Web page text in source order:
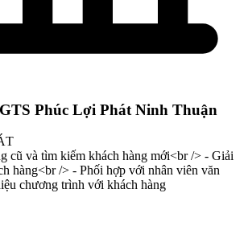
Phúc Lợi Phát Ninh Thuận
cũ và tìm kiếm khách hàng mới<br /> - Giải
hàng<br /> - Phối hợp với nhân viên văn
chương trình với khách hàng